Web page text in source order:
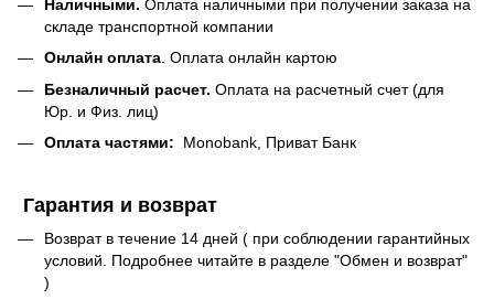
Наличными. Оплата наличными при получении заказа на
складе транспортной компании
Онлайн оплата . Оплата онлайн картою
Безналичный расчет. Оплата на расчетный счет (для
Юр. и Физ. лиц)
Оплата частями: Monobank, Приват Банк
Гарантия и возврат
Возврат в течение 14 дней ( при соблюдении гарантийных
условий. Подробнее читайте в разделе "Обмен и возврат"
)